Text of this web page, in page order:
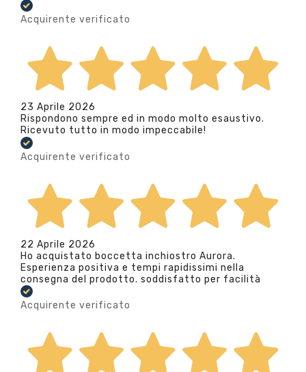
Acquirente verificato
23 Aprile 2026
Rispondono sempre ed in modo molto esaustivo.
Ricevuto tutto in modo impeccabile!
Acquirente verificato
22 Aprile 2026
Ho acquistato boccetta inchiostro Aurora.
Esperienza positiva e tempi rapidissimi nella
consegna del prodotto. soddisfatto per facilità
Acquirente verificato